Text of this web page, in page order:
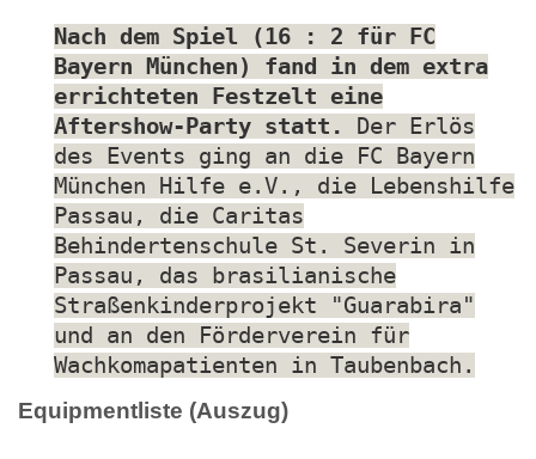
Nach dem Spiel (16 : 2 für FC
Bayern München) fand in dem extra
errichteten Festzelt eine
Aftershow-Party statt.
Der Erlös
des Events ging an die FC Bayern
München Hilfe e.V., die Lebenshilfe
Passau, die Caritas
Behindertenschule St. Severin in
Passau, das brasilianische
Straßenkinderprojekt "Guarabira"
und an den Förderverein für
Wachkomapatienten in Taubenbach.
Equipmentliste (Auszug)